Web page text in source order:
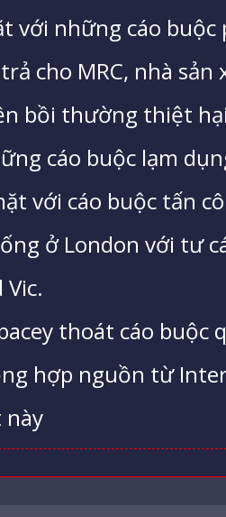
với những cáo buộc
cho MRC, nhà sản
bồi thường thiệt
cáo buộc lạm
với cáo buộc tấn
ở London với tư
thoát cáo
hợp nguồn từ
này